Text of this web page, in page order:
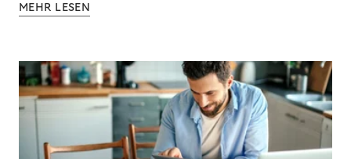
MEHR LESEN